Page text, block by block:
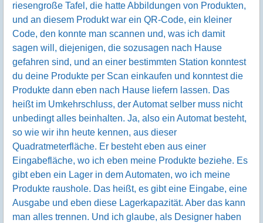
riesengroße Tafel, die hatte Abbildungen von Produkten,
und an diesem Produkt war ein QR-Code, ein kleiner
Code, den konnte man scannen und, was ich damit
sagen will, diejenigen, die sozusagen nach Hause
gefahren sind, und an einer bestimmten Station konntest
du deine Produkte per Scan einkaufen und konntest die
Produkte dann eben nach Hause liefern lassen. Das
heißt im Umkehrschluss, der Automat selber muss nicht
unbedingt alles beinhalten. Ja, also ein Automat besteht,
so wie wir ihn heute kennen, aus dieser
Quadratmeterfläche. Er besteht eben aus einer
Eingabefläche, wo ich eben meine Produkte beziehe. Es
gibt eben ein Lager in dem Automaten, wo ich meine
Produkte raushole. Das heißt, es gibt eine Eingabe, eine
Ausgabe und eben diese Lagerkapazität. Aber das kann
man alles trennen. Und ich glaube, als Designer haben